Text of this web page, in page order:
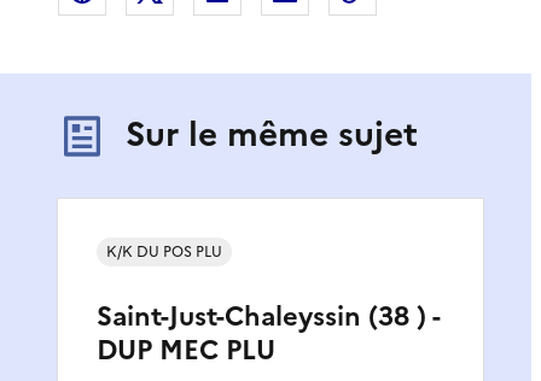
Sur le même sujet
Saint-Just-Chaleyssin (38 ) -
DUP MEC PLU
K/K DU POS PLU